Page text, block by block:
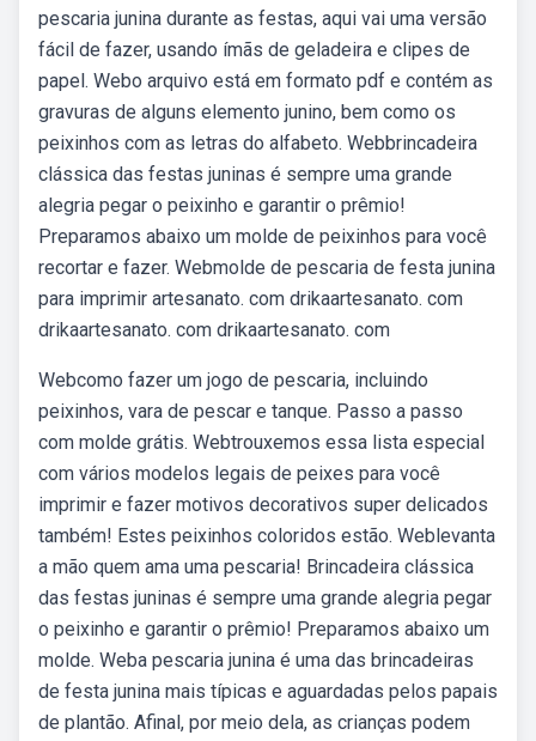
pescaria junina durante as festas, aqui vai uma versão
fácil de fazer, usando ímãs de geladeira e clipes de
papel. Webo arquivo está em formato pdf e contém as
gravuras de alguns elemento junino, bem como os
peixinhos com as letras do alfabeto. Webbrincadeira
clássica das festas juninas é sempre uma grande
alegria pegar o peixinho e garantir o prêmio!
Preparamos abaixo um molde de peixinhos para você
recortar e fazer. Webmolde de pescaria de festa junina
para imprimir artesanato. com drikaartesanato. com
drikaartesanato. com drikaartesanato. com
Webcomo fazer um jogo de pescaria, incluindo
peixinhos, vara de pescar e tanque. Passo a passo
com molde grátis. Webtrouxemos essa lista especial
com vários modelos legais de peixes para você
imprimir e fazer motivos decorativos super delicados
também! Estes peixinhos coloridos estão. Weblevanta
a mão quem ama uma pescaria! Brincadeira clássica
das festas juninas é sempre uma grande alegria pegar
o peixinho e garantir o prêmio! Preparamos abaixo um
molde. Weba pescaria junina é uma das brincadeiras
de festa junina mais típicas e aguardadas pelos papais
de plantão. Afinal, por meio dela, as crianças podem